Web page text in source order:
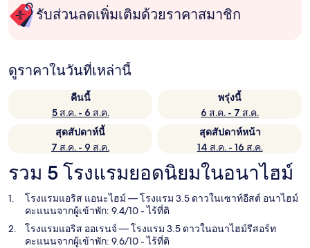
รับส่วนลดเพิ่มเติมด้วยราคาสมาชิก
ดูราคาในวันที่เหล่านี้
คืนนี้
5 ส.ค. - 6 ส.ค.
พรุ่งนี้
6 ส.ค. - 7 ส.ค.
สุดสัปดาห์นี้
7 ส.ค. - 9 ส.ค.
สุดสัปดาห์หน้า
14 ส.ค. - 16 ส.ค.
รวม 5 โรงแรมยอดนิยมในอนาไฮม์
โรงแรมแอริส แอนะไฮม์ — โรงแรม 3.5 ดาวในเซาท์อีสต์ อนาไฮม์
คะแนนจากผู้เข้าพัก: 9.4/10 - ไร้ที่ติ
โรงแรมแอริส ออเรนจ์ — โรงแรม 3.5 ดาวในอนาไฮม์รีสอร์ท
คะแนนจากผู้เข้าพัก: 9.6/10 - ไร้ที่ติ